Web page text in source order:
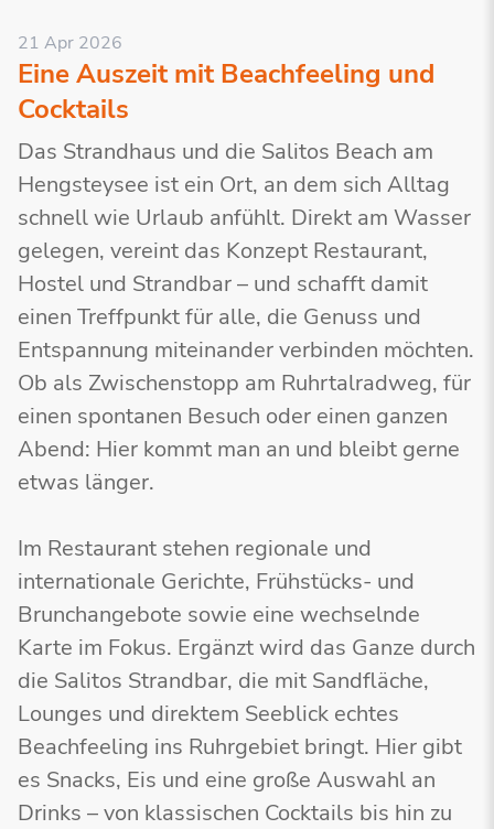
21 Apr 2026
Eine Auszeit mit Beachfeeling und
Cocktails
Das Strandhaus und die Salitos Beach am
Hengsteysee ist ein Ort, an dem sich Alltag
schnell wie Urlaub anfühlt. Direkt am Wasser
gelegen, vereint das Konzept Restaurant,
Hostel und Strandbar – und schafft damit
einen Treffpunkt für alle, die Genuss und
Entspannung miteinander verbinden möchten.
Ob als Zwischenstopp am Ruhrtalradweg, für
einen spontanen Besuch oder einen ganzen
Abend: Hier kommt man an und bleibt gerne
etwas länger.
Im Restaurant stehen regionale und
internationale Gerichte, Frühstücks- und
Brunchangebote sowie eine wechselnde
Karte im Fokus. Ergänzt wird das Ganze durch
die Salitos Strandbar, die mit Sandfläche,
Lounges und direktem Seeblick echtes
Beachfeeling ins Ruhrgebiet bringt. Hier gibt
es Snacks, Eis und eine große Auswahl an
Drinks – von klassischen Cocktails bis hin zu